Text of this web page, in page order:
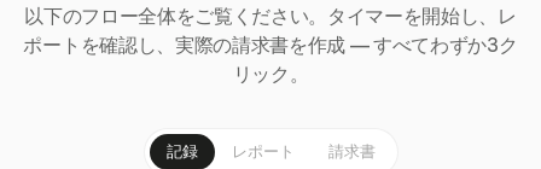
以下のフロー全体をご覧ください。タイマーを開始し、レ
ポートを確認し、実際の請求書を作成 — すべてわずか3ク
リック。
記録 レポート 請求書